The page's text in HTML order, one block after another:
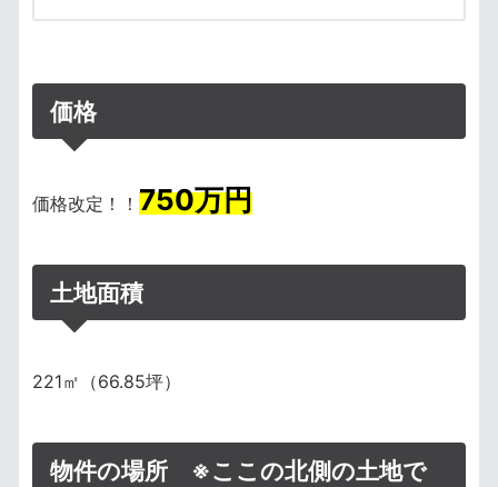
価格
価格改定！！ 750万円
土地面積
221㎡（66.85坪）
物件の場所 ※ここの北側の土地で